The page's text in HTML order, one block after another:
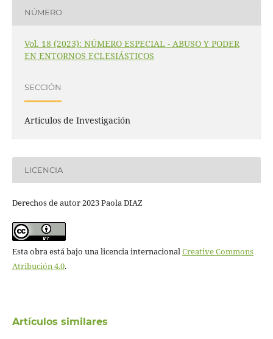
NÚMERO
Vol. 18 (2023): NÚMERO ESPECIAL - ABUSO Y PODER
EN ENTORNOS ECLESIÁSTICOS
SECCIÓN
Artículos de Investigación
LICENCIA
Derechos de autor 2023 Paola DIAZ
Esta obra está bajo una licencia internacionalCreative Commons
Atribución 4.0.
Artículos similares